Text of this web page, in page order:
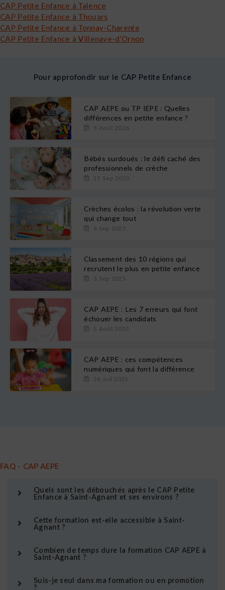
CAP Petite Enfance à Talence
CAP Petite Enfance à Thouars
CAP Petite Enfance à Tonnay-Charente
CAP Petite Enfance à Villenave-d’Ornon
Pour approfondir sur le CAP Petite Enfance
CAP AEPE ou TP IEPE : Quelles
différences en petite enfance ?
3 Août 2026
Bébés surdoués : le défi caché des
professionnels de crèche
11 Sep 2025
Crèches écolos : la révolution verte
qui change tout
6 Sep 2025
Classement des 10 régions qui
recrutent le plus en petite enfance
3 Sep 2025
CAP AEPE : Les 7 erreurs qui font
échouer les candidats
5 Août 2025
CAP AEPE : ces compétences
numériques qui font la différence
26 Juil 2025
FAQ - CAP AEPE
Quels sont les débouchés après le CAP Petite
Enfance à Saint-Agnant et ses environs ?
Cette formation est-elle accessible à Saint-
Agnant ?
Combien de temps dure la formation CAP AEPE à
Saint-Agnant ?
Suis-je seul dans ma formation ou en promotion
?